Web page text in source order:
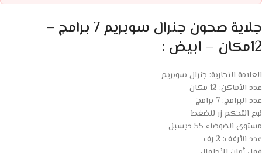
جلاية صحون جنرال سوبريم 7 برامج –
12مكان – ابيض :
العلامة التجارية: جنرال سوبريم
عدد الأماكن: 12 مكان
عدد البرامج: 7 برامج
نوع التحكم زر للضغط
مستوى الضوضاء 55 ديسبل
عدد الأرفف: 2 رف